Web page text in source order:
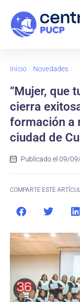
Inicio / Novedades /
“Mujer, que
cierra
formación a
ciudad de
Publicado el 09/
COMPARTE ESTE